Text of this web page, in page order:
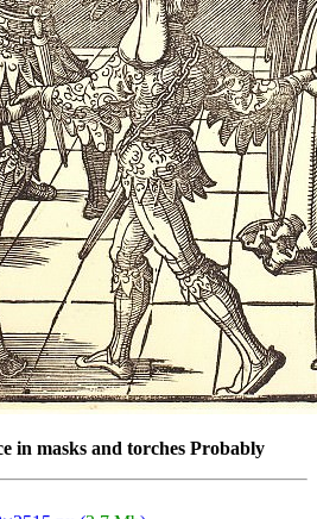
in masks and torches Probably